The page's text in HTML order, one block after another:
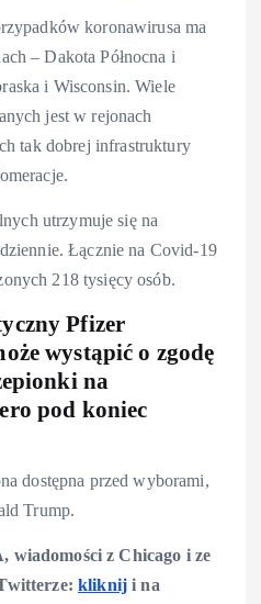
koronawirusa ma
– Dakota Północna i
i Wisconsin. Wiele
jest w rejonach
tak dobrej infrastruktury
utrzymuje się na
Łącznie na Covid-19
218 tysięcy osób.
Pfizer
wystąpić o zgodę
na
pod koniec
dostępna przed wyborami,
Trump.
wiadomości z Chicago i ze
kliknij i na